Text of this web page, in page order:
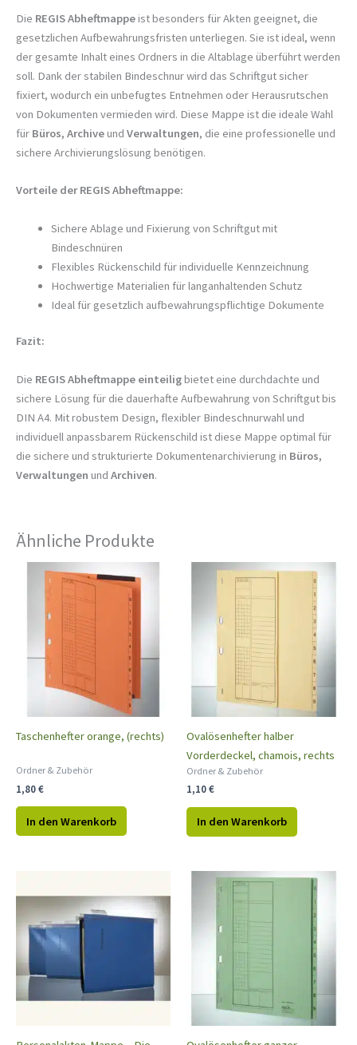
Die REGIS Abheftmappeist besonders für Akten geeignet, die
gesetzlichen Aufbewahrungsfristen unterliegen. Sie ist ideal, wenn
der gesamte Inhalt eines Ordners in die Altablage überführt werden
soll. Dank der stabilen Bindeschnur wird das Schriftgut sicher
fixiert, wodurch ein unbefugtes Entnehmen oder Herausrutschen
von Dokumenten vermieden wird. Diese Mappe ist die ideale Wahl
für Büros, Archiveund Verwaltungen, die eine professionelle und
sichere Archivierungslösung benötigen.
Vorteile der REGIS Abheftmappe:
Sichere Ablage und Fixierung von Schriftgut mit
Bindeschnüren
Flexibles Rückenschild für individuelle Kennzeichnung
Hochwertige Materialien für langanhaltenden Schutz
Ideal für gesetzlich aufbewahrungspflichtige Dokumente
Fazit:
Die REGIS Abheftmappe einteiligbietet eine durchdachte und
sichere Lösung für die dauerhafte Aufbewahrung von Schriftgut bis
DIN A4. Mit robustem Design, flexibler Bindeschnurwahl und
individuell anpassbarem Rückenschild ist diese Mappe optimal für
die sichere und strukturierte Dokumentenarchivierung in Büros,
Verwaltungen und Archiven.
Ähnliche Produkte
Taschenhefter orange, (rechts)
Ordner & Zubehör
1,80€
In den Warenkorb
Ovalösenhefter halber
Vorderdeckel, chamois, rechts
Ordner & Zubehör
1,10€
In den Warenkorb